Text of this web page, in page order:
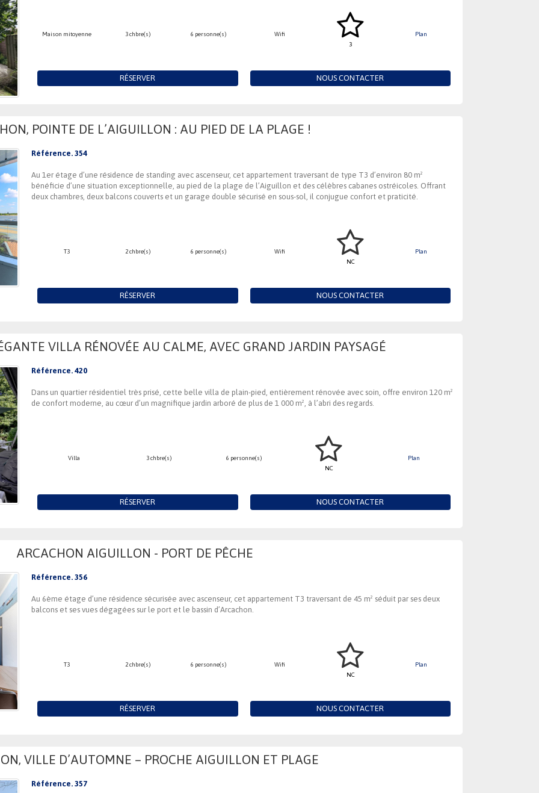
Maison mitoyenne 3 chbre(s) 6 personne(s)
Wifi
3
Plan
RÉSERVER NOUS CONTACTER
POINTE DE L’AIGUILLON : AU PIED DE LA PLAGE !
Référence. 354
Au 1er étage d’une résidence de standing avec ascenseur, cet appartement traversant de type T3 d’environ 80 m²
bénéficie d’une situation exceptionnelle, au pied de la plage de l’Aiguillon et des célèbres cabanes ostréicoles. Offrant
deux chambres, deux balcons couverts et un garage double sécurisé en sous-sol, il conjugue confort et praticité.
T3 2 chbre(s) 6 personne(s)
Wifi
NC
Plan
RÉSERVER NOUS CONTACTER
VILLA RÉNOVÉE AU CALME, AVEC GRAND JARDIN PAYSAGÉ
Référence. 420
Dans un quartier résidentiel très prisé, cette belle villa de plain-pied, entièrement rénovée avec soin, offre environ 120 m²
de confort moderne, au cœur d’un magnifique jardin arboré de plus de 1 000 m², à l’abri des regards.
Villa 3 chbre(s)
6 personne(s)
NC
Plan
RÉSERVER NOUS CONTACTER
ARCACHON AIGUILLON - PORT DE PÊCHE
Référence. 356
Au 6ème étage d’une résidence sécurisée avec ascenseur, cet appartement T3 traversant de 45 m² séduit par ses deux
balcons et ses vues dégagées sur le port et le bassin d’Arcachon.
T3 2 chbre(s) 6 personne(s)
Wifi
NC
Plan
RÉSERVER NOUS CONTACTER
VILLE D’AUTOMNE – PROCHE AIGUILLON ET PLAGE
Référence. 357